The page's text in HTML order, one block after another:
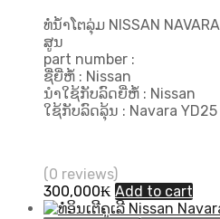
ທໍ່ນ້ຳໂຕລຸ່ມ NISSAN
ສູນ
part number :
ຊື່ຍີ່ຫໍ້ : Nissan
ນຳໃຊ້ກັບລົດຍີ່ຫໍ້ : Nissan
ໃຊ້ກັບລົດລຸ້ນ : Navara
(0 reviews)
300,000₭ Add to cart